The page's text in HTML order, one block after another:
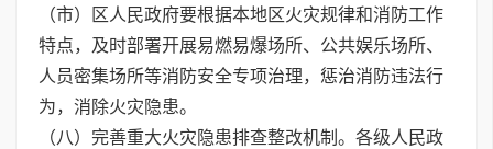
（市）区人民政府要根据本地区火灾规律和消防工作
特点，及时部署开展易燃易爆场所、公共娱乐场所、
人员密集场所等消防安全专项治理，惩治消防违法行
为，消除火灾隐患。
（八）完善重大火灾隐患排查整改机制。各级人民政